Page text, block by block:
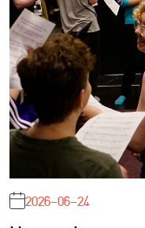
2026-06-24